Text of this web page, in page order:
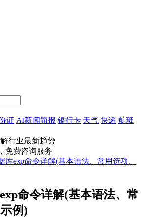
证 AI新闻简报 银行卡 天气 快递 航班
行业最新趋势
免费咨询服务
库exp命令详解(基本语法、常用选项、
命令详解(基本语法、常
例)